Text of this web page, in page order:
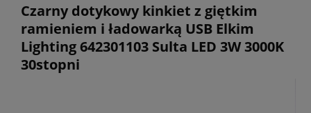
Czarny dotykowy kinkiet z giętkim
ramieniem i ładowarką USB Elkim
Lighting 642301103 Sulta LED 3W 3000K
30stopni